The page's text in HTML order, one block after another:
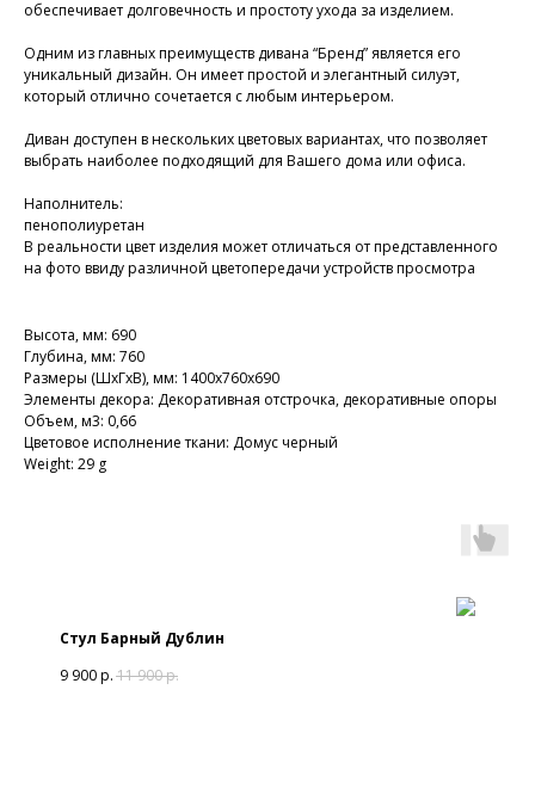
обеспечивает долговечность и простоту ухода за изделием.
Одним из главных преимуществ дивана “Бренд” является его
уникальный дизайн. Он имеет простой и элегантный силуэт,
который отлично сочетается с любым интерьером.
Диван доступен в нескольких цветовых вариантах, что позволяет
выбрать наиболее подходящий для Вашего дома или офиса.
Наполнитель:
пенополиуретан
В реальности цвет изделия может отличаться от представленного
на фото ввиду различной цветопередачи устройств просмотра
Высота, мм: 690
Глубина, мм: 760
Размеры (ШхГхВ), мм: 1400х760х690
Элементы декора: Декоративная отстрочка, декоративные опоры
Объем, м3: 0,66
Цветовое исполнение ткани: Домус черный
Weight: 29 g
Стул Барный Дублин
9 900р. 11 900р.